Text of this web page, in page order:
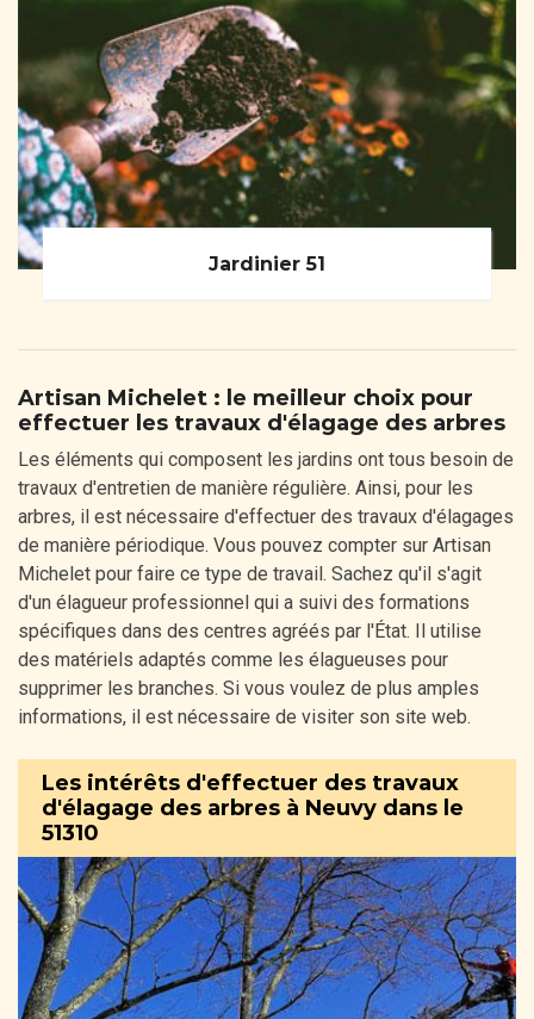
Jardinier 51
Artisan Michelet : le meilleur choix pour
effectuer les travaux d'élagage des arbres
Les éléments qui composent les jardins ont tous besoin de
travaux d'entretien de manière régulière. Ainsi, pour les
arbres, il est nécessaire d'effectuer des travaux d'élagages
de manière périodique. Vous pouvez compter sur Artisan
Michelet pour faire ce type de travail. Sachez qu'il s'agit
d'un élagueur professionnel qui a suivi des formations
spécifiques dans des centres agréés par l'État. Il utilise
des matériels adaptés comme les élagueuses pour
supprimer les branches. Si vous voulez de plus amples
informations, il est nécessaire de visiter son site web.
Les intérêts d'effectuer des travaux
d'élagage des arbres à Neuvy dans le
51310